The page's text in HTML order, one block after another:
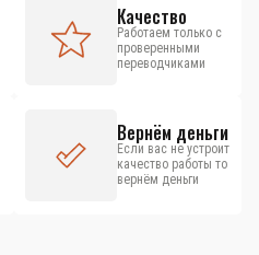
Качество
Работаем только с
проверенными
переводчиками
Вернём деньги
Если вас не устроит
качество работы то
вернём деньги